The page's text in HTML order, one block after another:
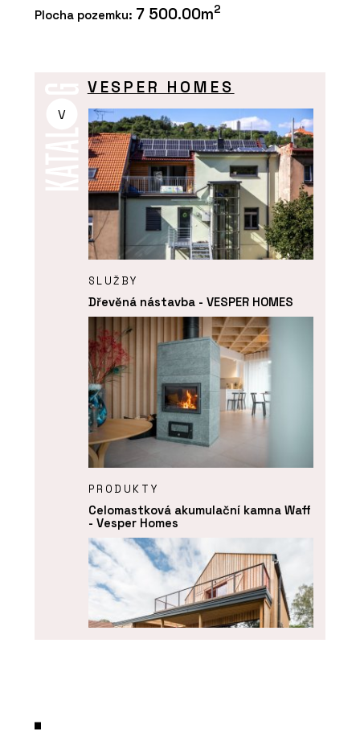
Plocha pozemku: 7 500.00m2
V
VESPER HOMES
SLUŽBY
Dřevěná nástavba - VESPER HOMES
PRODUKTY
Celomastková akumulační kamna Waff
- Vesper Homes